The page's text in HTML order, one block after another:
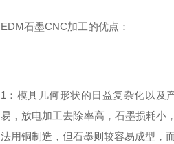
EDM石墨CNC加工的优点：
1：模具几何形状的日益复杂化以及
易，放电加工去除率高，石墨损耗小
法用铜制造，但石墨则较容易成型，